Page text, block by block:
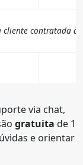
cliente contratada à
via chat,
gratuita de 1
e orientar